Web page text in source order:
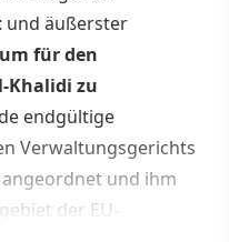
und äußerster
für den
Khalidi zu
endgültige
Verwaltungsgerichts
und ihm
der EU-